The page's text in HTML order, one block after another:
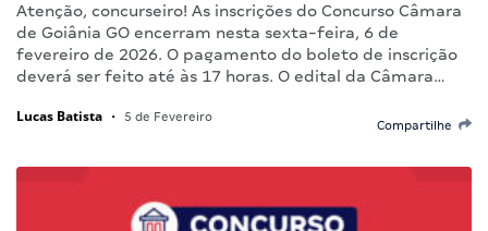
Atenção, concurseiro! As inscrições do Concurso Câmara
de Goiânia GO encerram nesta sexta-feira, 6 de
fevereiro de 2026. O pagamento do boleto de inscrição
deverá ser feito até às 17 horas. O edital da Câmara…
Lucas Batista • 5 de Fevereiro
Compartilhe